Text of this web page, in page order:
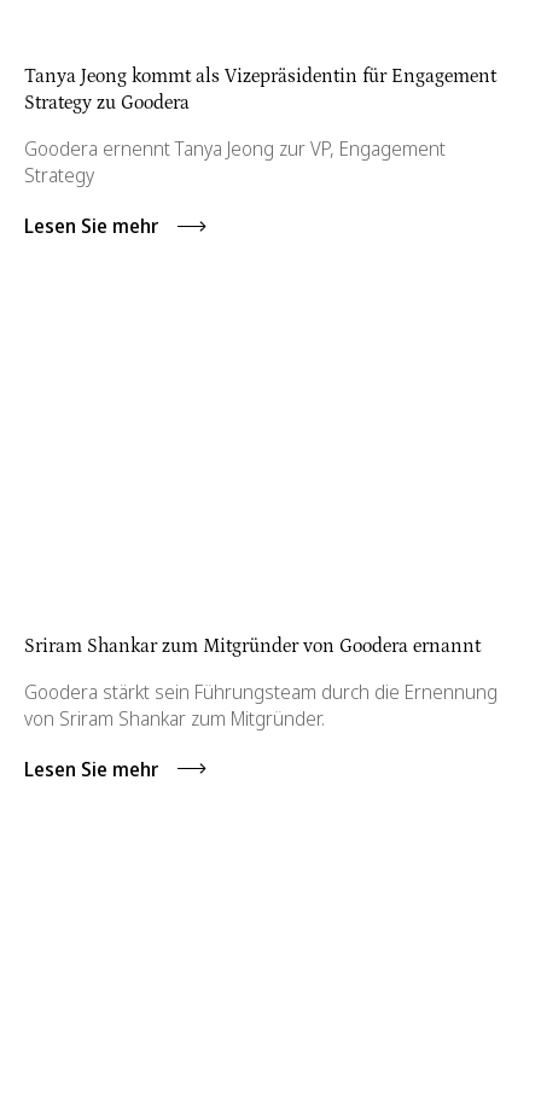
Tanya Jeong kommt als Vizepräsidentin für Engagement
Strategy zu Goodera
Goodera ernennt Tanya Jeong zur VP, Engagement
Strategy
Lesen Sie mehr
Sriram Shankar zum Mitgründer von Goodera ernannt
Goodera stärkt sein Führungsteam durch die Ernennung
von Sriram Shankar zum Mitgründer.
Lesen Sie mehr